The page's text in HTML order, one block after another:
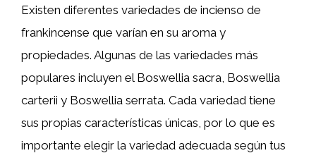
Existen diferentes variedades de incienso de
frankincense que varían en su aroma y
propiedades. Algunas de las variedades más
populares incluyen el Boswellia sacra, Boswellia
carterii y Boswellia serrata. Cada variedad tiene
sus propias características únicas, por lo que es
importante elegir la variedad adecuada según tus